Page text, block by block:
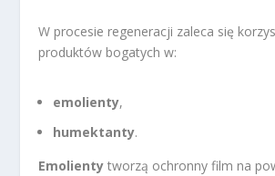
W procesie regeneracji zaleca się
produktów bogatych w:
emolienty,
humektanty.
Emolienty tworzą ochronny film na